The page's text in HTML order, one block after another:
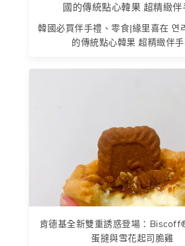
韓國必買伴手禮、零食|緣里喜在 연
的傳統點心韓果 超精緻伴
肯德基全新雙重誘惑登場：
蛋撻與雪花起司脆雞